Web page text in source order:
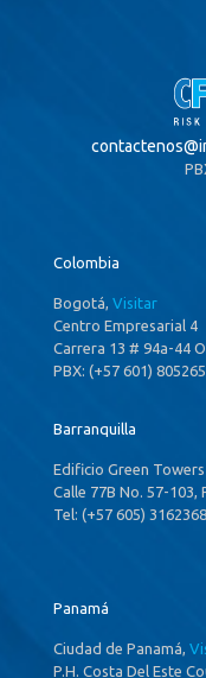
contactenos@
Colombia
Bogotá, Visitar
Centro Empresarial 4
Carrera 13 # 94a-44
PBX: (+57 601)
Barranquilla
Edificio Green Towers
Calle 77B No. 57-103,
Tel: (+57 605) 3162368
Panamá
Ciudad de Panamá,
P.H. Costa Del Este